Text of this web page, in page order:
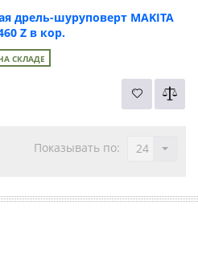
дрель-шуруповерт MAKITA
Z в кор.
СКЛАДЕ
Показывать по: 24